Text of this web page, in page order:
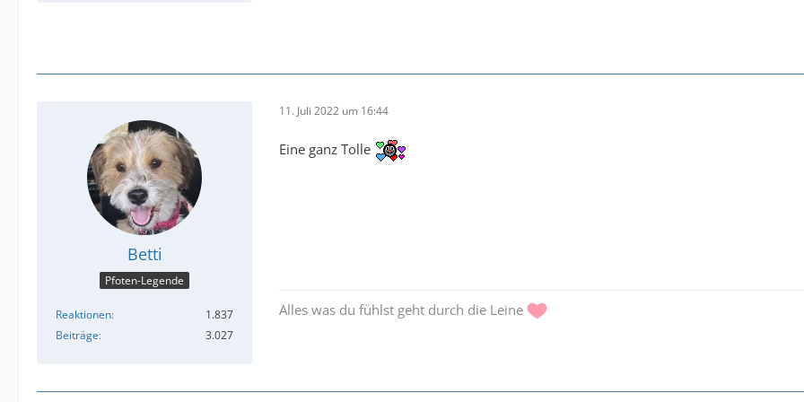
Betti
Pfoten-Legende
Reaktionen
1.837
Beiträge
3.027
11. Juli 2022 um 16:44
Eine ganz Tolle
Alles was du fühlst geht durch die Leine